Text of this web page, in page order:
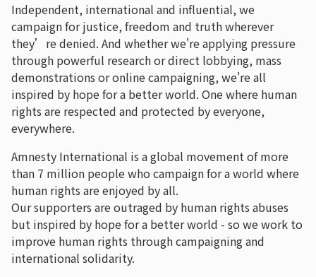
Independent, international and influential, we
campaign for justice, freedom and truth wherever
they’re denied. And whether we're applying pressure
through powerful research or direct lobbying, mass
demonstrations or online campaigning, we're all
inspired by hope for a better world. One where human
rights are respected and protected by everyone,
everywhere.
Amnesty International is a global movement of more
than 7 million people who campaign for a world where
human rights are enjoyed by all.
Our supporters are outraged by human rights abuses
but inspired by hope for a better world - so we work to
improve human rights through campaigning and
international solidarity.